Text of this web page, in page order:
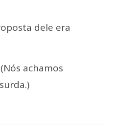
dele era
achamos